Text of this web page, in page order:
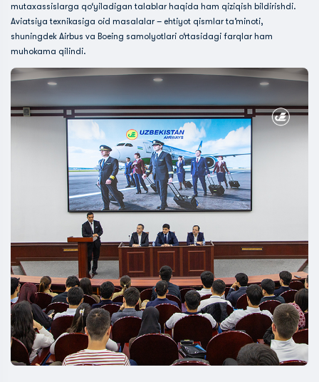
mutaxassislarga qo‘yiladigan talablar haqida ham qiziqish bildirishdi.
Aviatsiya texnikasiga oid masalalar – ehtiyot qismlar ta’minoti,
shuningdek Airbus va Boeing samolyotlari o‘rtasidagi farqlar ham
muhokama qilindi.